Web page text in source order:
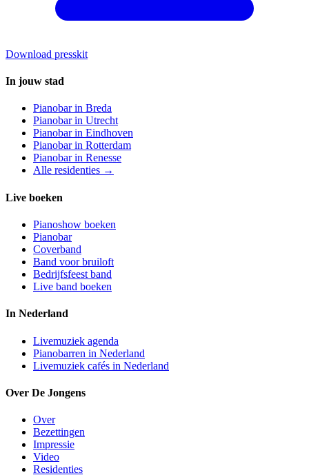
Download presskit
In jouw stad
Pianobar in Breda
Pianobar in Utrecht
Pianobar in Eindhoven
Pianobar in Rotterdam
Pianobar in Renesse
Alle residenties →
Live boeken
Pianoshow boeken
Pianobar
Coverband
Band voor bruiloft
Bedrijfsfeest band
Live band boeken
In Nederland
Livemuziek agenda
Pianobarren in Nederland
Livemuziek cafés in Nederland
Over De Jongens
Over
Bezettingen
Impressie
Video
Residenties